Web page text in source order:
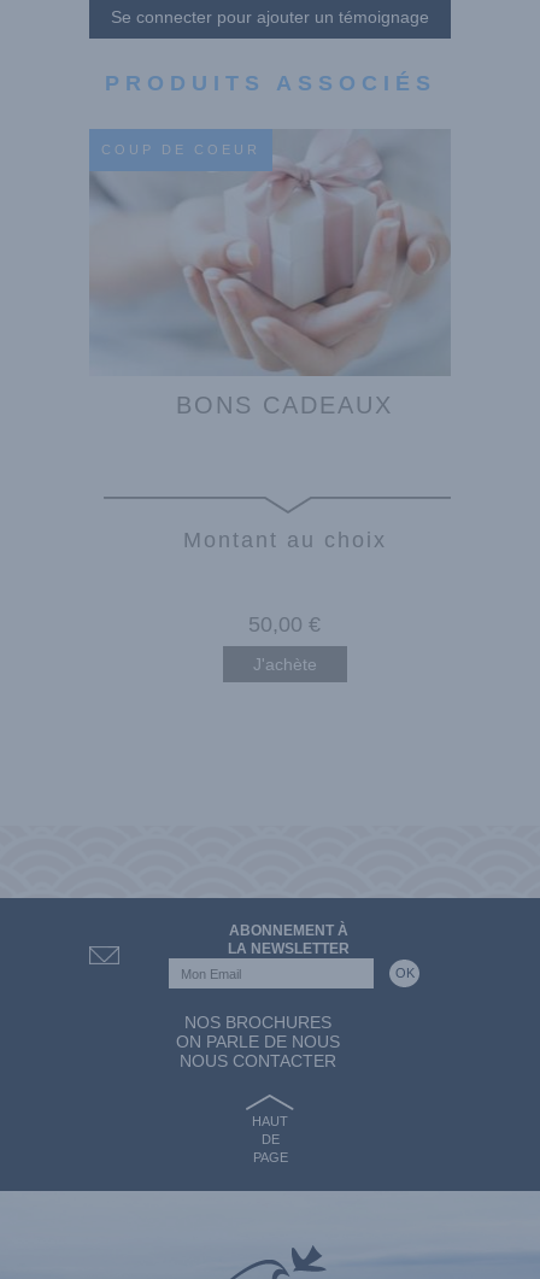
Se connecter pour ajouter un témoignage
PRODUITS ASSOCIÉS
COUP DE COEUR
BONS CADEAUX
Montant au choix
50,00 €
J'achète
ABONNEMENT À
LA NEWSLETTER
NOS BROCHURES
ON PARLE DE NOUS
NOUS CONTACTER
HAUT
DE
PAGE